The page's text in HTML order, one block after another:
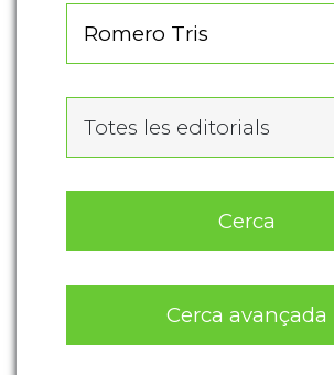
Totes les editorials
Cerca
Cerca avançada